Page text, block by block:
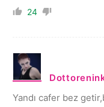
24
Yandı cafer bez